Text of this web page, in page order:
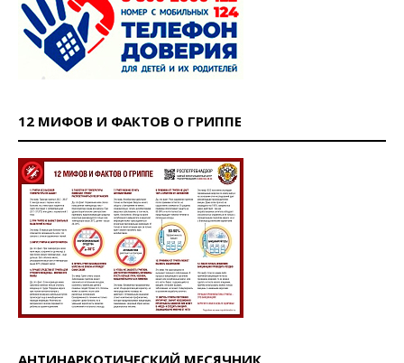
12 МИФОВ И ФАКТОВ О ГРИППЕ
АНТИНАРКОТИЧЕСКИЙ МЕСЯЧНИК